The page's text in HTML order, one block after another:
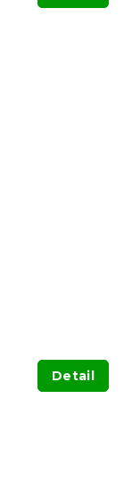
Detail